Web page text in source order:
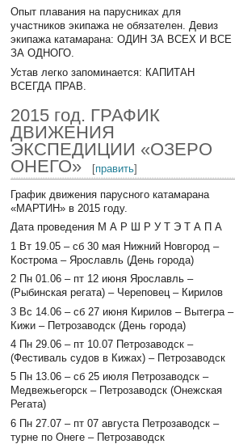
Опыт плавания на парусниках для
участников экипажа не обязателен. Девиз
экипажа катамарана: ОДИН ЗА ВСЕХ И ВСЕ
ЗА ОДНОГО.
Устав легко запоминается: КАПИТАН
ВСЕГДА ПРАВ.
2015 год. ГРАФИК
ДВИЖЕНИЯ
ЭКСПЕДИЦИИ «ОЗЕРО
ОНЕГО»
[править]
График движения парусного катамарана
«МАРТИН» в 2015 году.
Дата проведения М А Р Ш Р У Т Э Т А П А
1 Вт 19.05 – сб 30 мая Нижний Новгород –
Кострома – Ярославль (День города)
2 Пн 01.06 – пт 12 июня Ярославль –
(Рыбинская регата) – Череповец – Кирилов
3 Вс 14.06 – сб 27 июня Кирилов – Вытегра –
Кижи – Петрозаводск (День города)
4 Пн 29.06 – пт 10.07 Петрозаводск –
(Фестиваль судов в Кижах) – Петрозаводск
5 Пн 13.06 – сб 25 июля Петрозаводск –
Медвежьегорск – Петрозаводск (Онежская
Регата)
6 Пн 27.07 – пт 07 августа Петрозаводск –
турне по Онеге – Петрозаводск